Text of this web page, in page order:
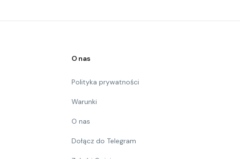
O nas
Polityka prywatności
Warunki
O nas
Dołącz do Telegram